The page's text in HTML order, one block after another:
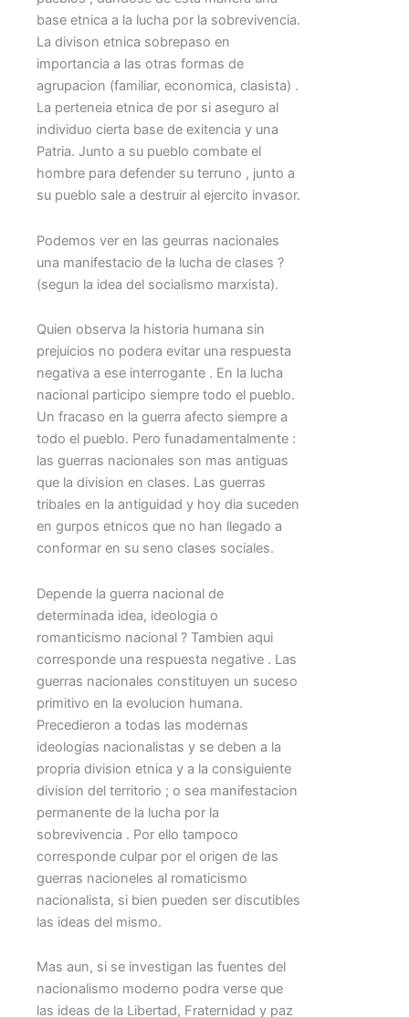
base etnica a la lucha por la sobrevivencia.
La divison etnica sobrepaso en
importancia a las otras formas de
agrupacion (familiar, economica, clasista) .
La perteneia etnica de por si aseguro al
individuo cierta base de exitencia y una
Patria. Junto a su pueblo combate el
hombre para defender su terruno , junto a
su pueblo sale a destruir al ejercito invasor.
Podemos ver en las geurras nacionales
una manifestacio de la lucha de clases ?
(segun la idea del socialismo marxista).
Quien observa la historia humana sin
prejuicios no podera evitar una respuesta
negativa a ese interrogante . En la lucha
nacional participo siempre todo el pueblo.
Un fracaso en la guerra afecto siempre a
todo el pueblo. Pero funadamentalmente :
las guerras nacionales son mas antiguas
que la division en clases. Las guerras
tribales en la antiguidad y hoy dia suceden
en gurpos etnicos que no han llegado a
conformar en su seno clases sociales.
Depende la guerra nacional de
determinada idea, ideologia o
romanticismo nacional ? Tambien aqui
corresponde una respuesta negative . Las
guerras nacionales constituyen un suceso
primitivo en la evolucion humana.
Precedieron a todas las modernas
ideologias nacionalistas y se deben a la
propria division etnica y a la consiguiente
division del territorio ; o sea manifestacion
permanente de la lucha por la
sobrevivencia . Por ello tampoco
corresponde culpar por el origen de las
guerras nacioneles al romaticismo
nacionalista, si bien pueden ser discutibles
las ideas del mismo.
Mas aun, si se investigan las fuentes del
nacionalismo moderno podra verse que
las ideas de la Libertad, Fraternidad y paz